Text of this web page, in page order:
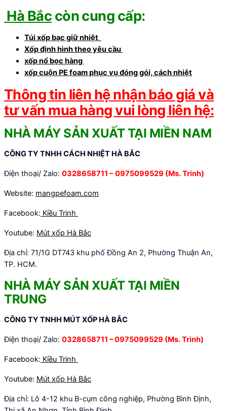
Hà Bắc còn cung cấp:
Túi xốp bạc giữ nhiệt
Xốp định hình theo yêu cầu
xốp nổ bọc hàng
xốp cuộn PE foam phục vụ đóng gói, cách nhiệt
Thông tin liên hệ nhận báo giá và
tư vấn mua hàng vui lòng liên hệ:
NHÀ MÁY SẢN XUẤT TẠI MIỀN NAM
CÔNG TY TNHH CÁCH NHIỆT HÀ BẮC
Điện thoại/ Zalo: 0328658711 – 0975099529 (Ms. Trinh)
Website: mangpefoam.com
Facebook: Kiều Trinh
Youtube: Mút xốp Hà Bắc
Địa chỉ: 71/1G DT743 khu phố Đồng An 2, Phường Thuận An,
TP. HCM.
NHÀ MÁY SẢN XUẤT TẠI MIỀN
TRUNG
CÔNG TY TNHH MÚT XỐP HÀ BẮC
Điện thoại/ Zalo: 0328658711 – 0975099529 (Ms. Trinh)
Facebook: Kiều Trinh
Youtube: Mút xốp Hà Bắc
Địa chỉ: Lô 4-12 khu B-cụm công nghiệp, Phường Bình Định,